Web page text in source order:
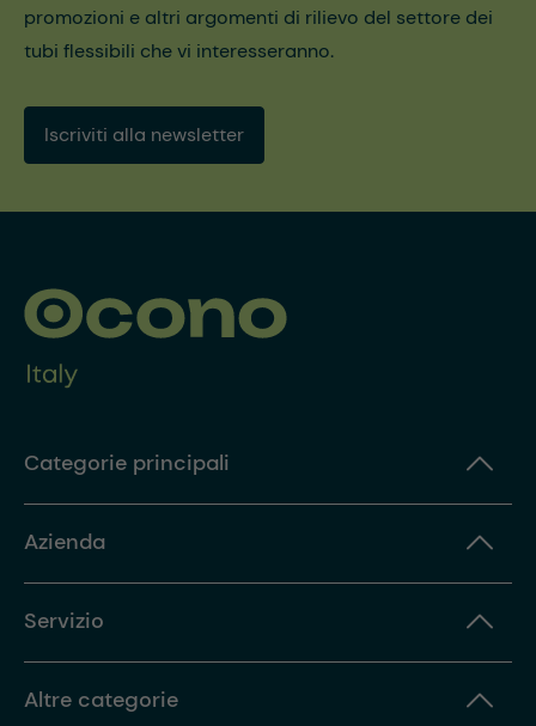
promozioni e altri argomenti di rilievo del settore dei
tubi flessibili che vi interesseranno.
Iscriviti alla newsletter
Categorie principali
Azienda
Servizio
Altre categorie